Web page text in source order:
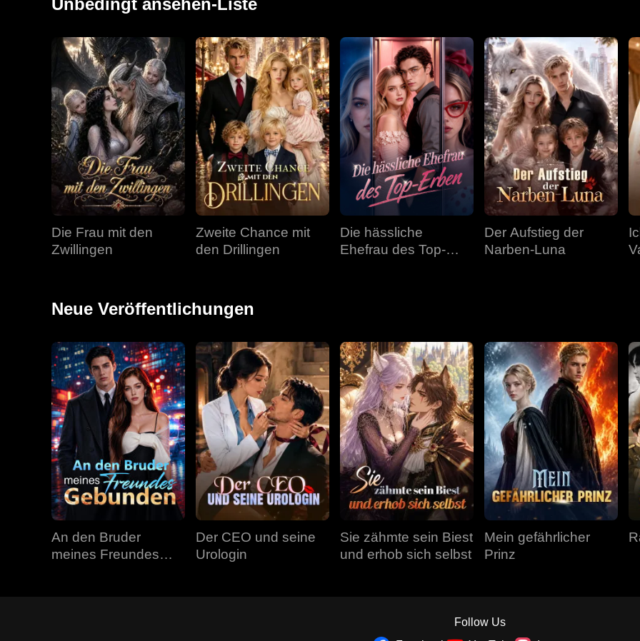
Unbedingt ansehen-Liste
Die Frau mit den
Zwillingen
Zweite Chance mit
den Drillingen
Die hässliche
Ehefrau des Top-
Der Aufstieg der
Narben-Luna
Neue Veröffentlichungen
An den Bruder
meines Freundes
Der CEO und seine
Urologin
Sie zähmte sein Biest
und erhob sich selbst
Mein gefährlicher
Prinz
Follow Us